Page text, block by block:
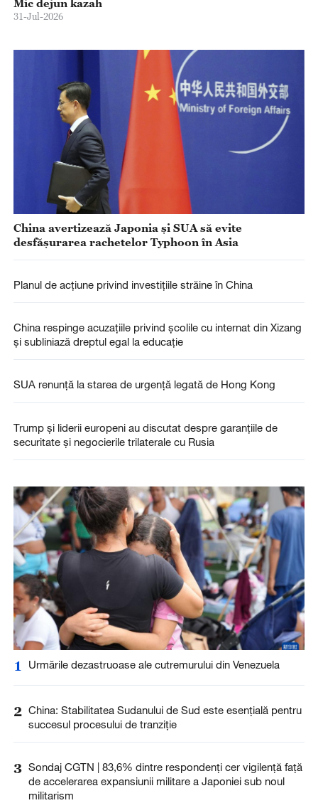
Mic dejun kazah
31-Jul-2026
China avertizează Japonia și SUA să evite
desfășurarea rachetelor Typhoon în Asia
Planul de acțiune privind investițiile străine în China
China respinge acuzațiile privind școlile cu internat din Xizang
și subliniază dreptul egal la educație
SUA renunță la starea de urgență legată de Hong Kong
Trump și liderii europeni au discutat despre garanțiile de
securitate și negocierile trilaterale cu Rusia
1 Urmările dezastruoase ale cutremurului din Venezuela
2 China: Stabilitatea Sudanului de Sud este esențială pentru
succesul procesului de tranziție
3 Sondaj CGTN | 83,6% dintre respondenți cer vigilență față
de accelerarea expansiunii militare a Japoniei sub noul
militarism